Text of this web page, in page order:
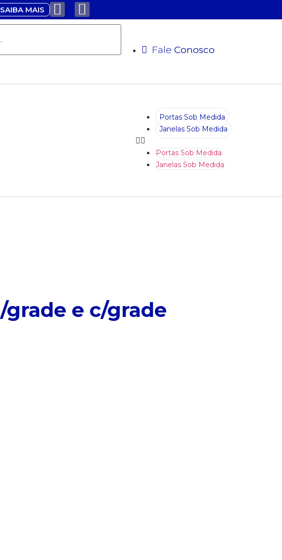
SAIBA MAIS
Fale Conosco
Portas Sob Medida
Janelas Sob Medida
Portas Sob Medida
Janelas Sob Medida
e c/grade